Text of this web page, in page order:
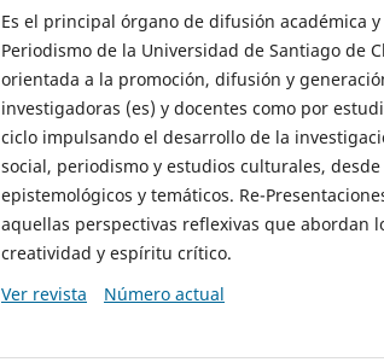
Es el principal órgano de difusión académica
Periodismo de la Universidad de Santiago de
orientada a la promoción, difusión y
investigadoras (es) y docentes como por
ciclo impulsando el desarrollo de la
social, periodismo y estudios culturales,
epistemológicos y temáticos. Re-
aquellas perspectivas reflexivas que abordan
creatividad y espíritu crítico.
Ver revista
Número actual